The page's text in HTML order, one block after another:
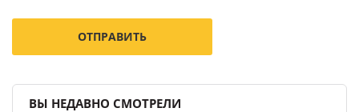
ВЫ НЕДАВНО СМОТРЕЛИ